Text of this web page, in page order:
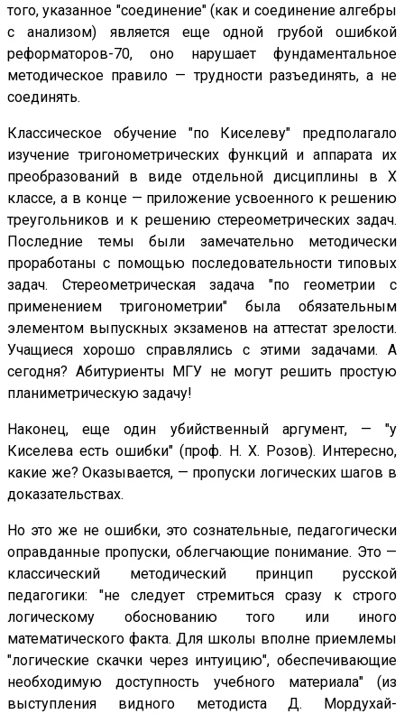
того, указанное "соединение" (как и соединение алгебры
с анализом) является еще одной грубой ошибкой
реформаторов-70, оно нарушает фундаментальное
методическое правило — трудности разъединять, а не
соединять.
Классическое обучение "по Киселеву" предполагало
изучение тригонометрических функций и аппарата их
преобразований в виде отдельной дисциплины в X
классе, а в конце — приложение усвоенного к решению
треугольников и к решению стереометрических задач.
Последние темы были замечательно методически
проработаны с помощью последовательности типовых
задач. Стереометрическая задача "по геометрии с
применением тригонометрии" была обязательным
элементом выпускных экзаменов на аттестат зрелости.
Учащиеся хорошо справлялись с этими задачами. А
сегодня? Абитуриенты МГУ не могут решить простую
планиметрическую задачу!
Наконец, еще один убийственный аргумент, — "у
Киселева есть ошибки" (проф. Н. X. Розов). Интересно,
какие же? Оказывается, — пропуски логических шагов в
доказательствах.
Но это же не ошибки, это сознательные, педагогически
оправданные пропуски, облегчающие понимание. Это —
классический методический принцип русской
педагогики: "не следует стремиться сразу к строго
логическому обоснованию того или иного
математического факта. Для школы вполне приемлемы
"логические скачки через интуицию", обеспечивающие
необходимую доступность учебного материала" (из
выступления видного методиста Д. Мордухай-